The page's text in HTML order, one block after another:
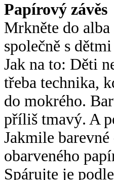
Papírový závěs
Mrkněte do
společně s
Jak na to: Děti
třeba technika,
do mokrého.
příliš tmavý. A
Jakmile
obarveného
Spárujte je